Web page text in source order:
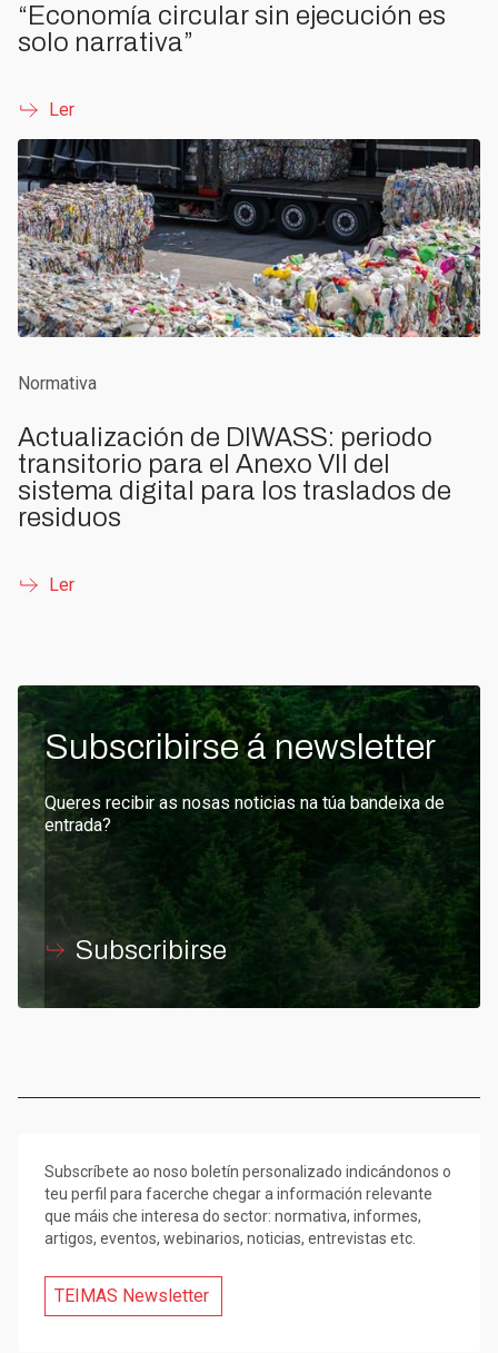
“Economía circular sin ejecución es
solo narrativa”
Ler
Normativa
Actualización de DIWASS: periodo
transitorio para el Anexo VII del
sistema digital para los traslados de
residuos
Ler
Subscribirse á newsletter
Queres recibir as nosas noticias na túa bandeixa de
entrada?
Subscribirse
Subscríbete ao noso boletín personalizado indicándonos o
teu perfil para facerche chegar a información relevante
que máis che interesa do sector: normativa, informes,
artigos, eventos, webinarios, noticias, entrevistas etc.
TEIMAS Newsletter